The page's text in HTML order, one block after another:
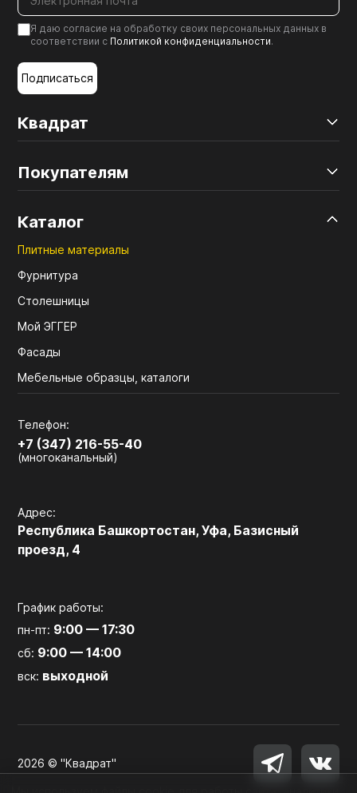
Квадрат
Покупателям
Каталог
Плитные материалы
Фурнитура
Столешницы
Мой ЭГГЕР
Фасады
Мебельные образцы, каталоги
Телефон:
+7 (347) 216-55-40
(многоканальный)
Адрес:
Республика Башкортостан, Уфа, Базисный
проезд, 4
График работы:
пн-пт: 9:00 — 17:30
сб: 9:00 — 14:00
вск: выходной
Я даю согласие на обработку своих персональных данных в
соответствии с Политикой конфиденциальности.
Подписаться
2026 © "Квадрат"